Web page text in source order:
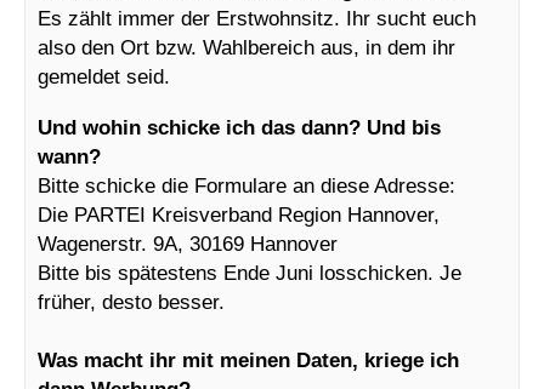
Es zählt immer der Erstwohnsitz. Ihr sucht euch
also den Ort bzw. Wahlbereich aus, in dem ihr
gemeldet seid.
Und wohin schicke ich das dann? Und bis
wann?
Bitte schicke die Formulare an diese Adresse:
Die PARTEI Kreisverband Region Hannover,
Wagenerstr. 9A, 30169 Hannover
Bitte bis spätestens Ende Juni losschicken. Je
früher, desto besser.
Was macht ihr mit meinen Daten, kriege ich